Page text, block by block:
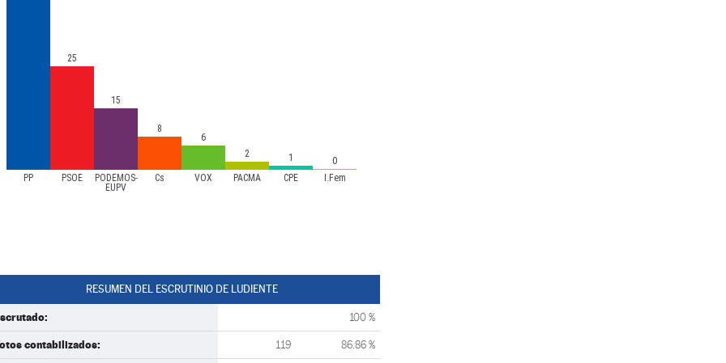
PP PSOE
PODEMOS-
EUPV
Cs VOX PACMA CPE I.Fem
25
15
8
6
2
1 0
RESUMEN DEL ESCRUTINIO DE LUDIENTE
100 %
contabilizados: 119 86.86 %